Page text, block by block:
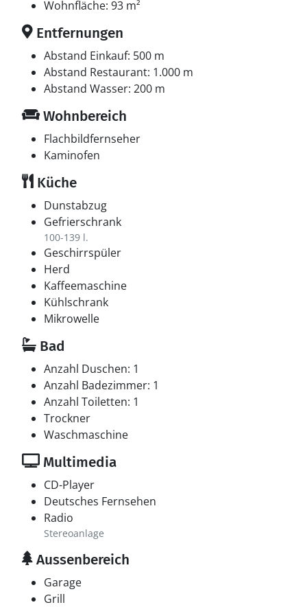
Wohnfläche: 93 m²
Entfernungen
Abstand Einkauf: 500 m
Abstand Restaurant: 1.000 m
Abstand Wasser: 200 m
Wohnbereich
Flachbildfernseher
Kaminofen
Küche
Dunstabzug
Gefrierschrank
100-139 l.
Geschirrspüler
Herd
Kaffeemaschine
Kühlschrank
Mikrowelle
Bad
Anzahl Duschen: 1
Anzahl Badezimmer: 1
Anzahl Toiletten: 1
Trockner
Waschmaschine
Multimedia
CD-Player
Deutsches Fernsehen
Radio
Stereoanlage
Aussenbereich
Garage
Grill